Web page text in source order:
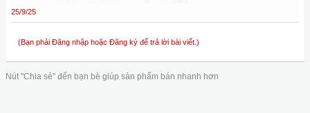
25/9/25
(Bạn phải Đăng nhập hoặc Đăng ký để trả lời bài viết.)
Nút "Chia sẻ" đến bạn bè giúp sản phẩm bán nhanh hơn